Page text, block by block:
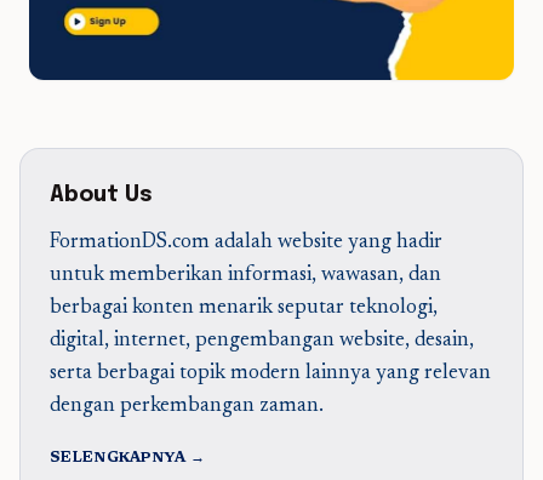
About Us
FormationDS.com adalah website yang hadir
untuk memberikan informasi, wawasan, dan
berbagai konten menarik seputar teknologi,
digital, internet, pengembangan website, desain,
serta berbagai topik modern lainnya yang relevan
dengan perkembangan zaman.
SELENGKAPNYA →